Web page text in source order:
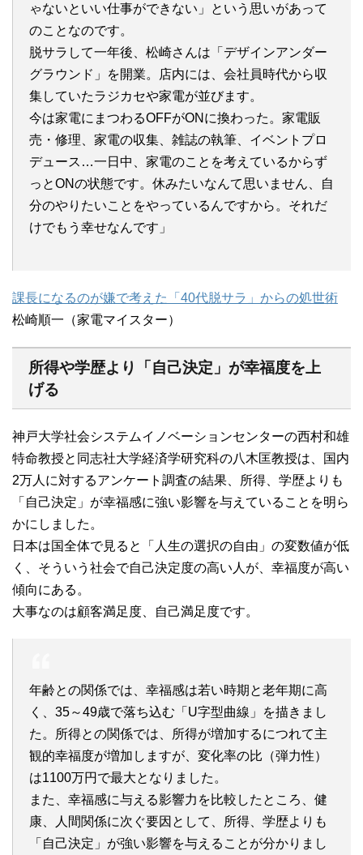
ゃないといい仕事ができない」という思いがあって
のことなのです。
脱サラして一年後、松崎さんは「デザインアンダー
グラウンド」を開業。店内には、会社員時代から収
集していたラジカセや家電が並びます。
今は家電にまつわるOFFがONに換わった。家電販
売・修理、家電の収集、雑誌の執筆、イベントプロ
デュース…一日中、家電のことを考えているからず
っとONの状態です。休みたいなんて思いません、自
分のやりたいことをやっているんですから。それだ
けでもう幸せなんです」
課長になるのが嫌で考えた「40代脱サラ」からの処世術
松崎順一（家電マイスター）
所得や学歴より「自己決定」が幸福度を上
げる
神戸大学社会システムイノベーションセンターの西村和雄
特命教授と同志社大学経済学研究科の八木匡教授は、国内
2万人に対するアンケート調査の結果、所得、学歴よりも
「自己決定」が幸福感に強い影響を与えていることを明ら
かにしました。
日本は国全体で見ると「人生の選択の自由」の変数値が低
く、そういう社会で自己決定度の高い人が、幸福度が高い
傾向にある。
大事なのは顧客満足度、自己満足度です。
年齢との関係では、幸福感は若い時期と老年期に高
く、35～49歳で落ち込む「U字型曲線」を描きまし
た。所得との関係では、所得が増加するにつれて主
観的幸福度が増加しますが、変化率の比（弾力性）
は1100万円で最大となりました。
また、幸福感に与える影響力を比較したところ、健
康、人間関係に次ぐ要因として、所得、学歴よりも
「自己決定」が強い影響を与えることが分かりまし